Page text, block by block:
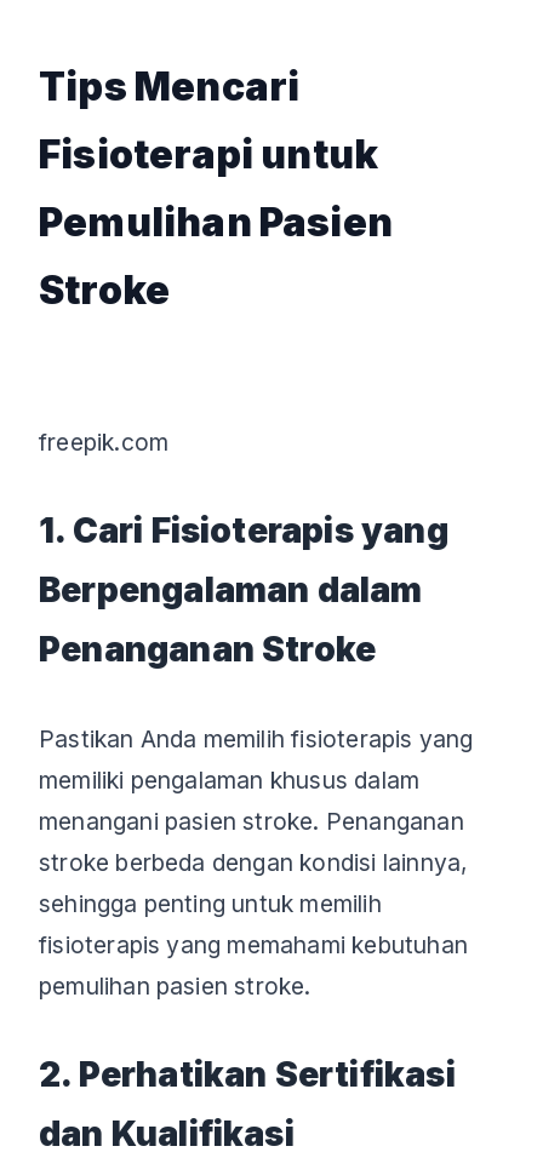
Tips Mencari
Fisioterapi untuk
Pemulihan Pasien
Stroke
freepik.com
1. Cari Fisioterapis yang
Berpengalaman dalam
Penanganan Stroke
Pastikan Anda memilih fisioterapis yang
memiliki pengalaman khusus dalam
menangani pasien stroke. Penanganan
stroke berbeda dengan kondisi lainnya,
sehingga penting untuk memilih
fisioterapis yang memahami kebutuhan
pemulihan pasien stroke.
2. Perhatikan Sertifikasi
dan Kualifikasi